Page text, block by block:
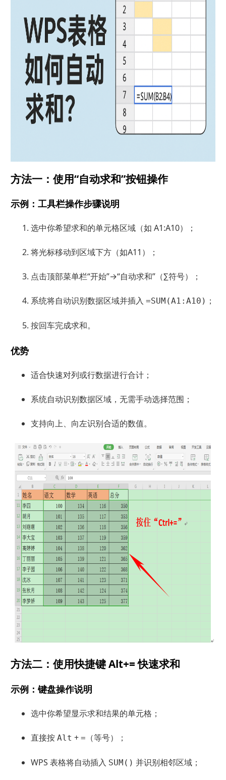
方法一：使用“自动求和”按钮操作
示例：工具栏操作步骤说明
选中你希望求和的单元格区域（如 A1:A10）；
将光标移动到区域下方（如A11）；
点击顶部菜单栏“开始”→“自动求和”（∑符号）；
系统将自动识别数据区域并插入 =SUM(A1:A10) ；
按回车完成求和。
优势
适合快速对列或行数据进行合计；
系统自动识别数据区域，无需手动选择范围；
支持向上、向左识别合适的数值。
方法二：使用快捷键 Alt+= 快速求和
示例：键盘操作说明
选中你希望显示求和结果的单元格；
直接按 Alt + = （等号）；
WPS 表格将自动插入 SUM() 并识别相邻区域；